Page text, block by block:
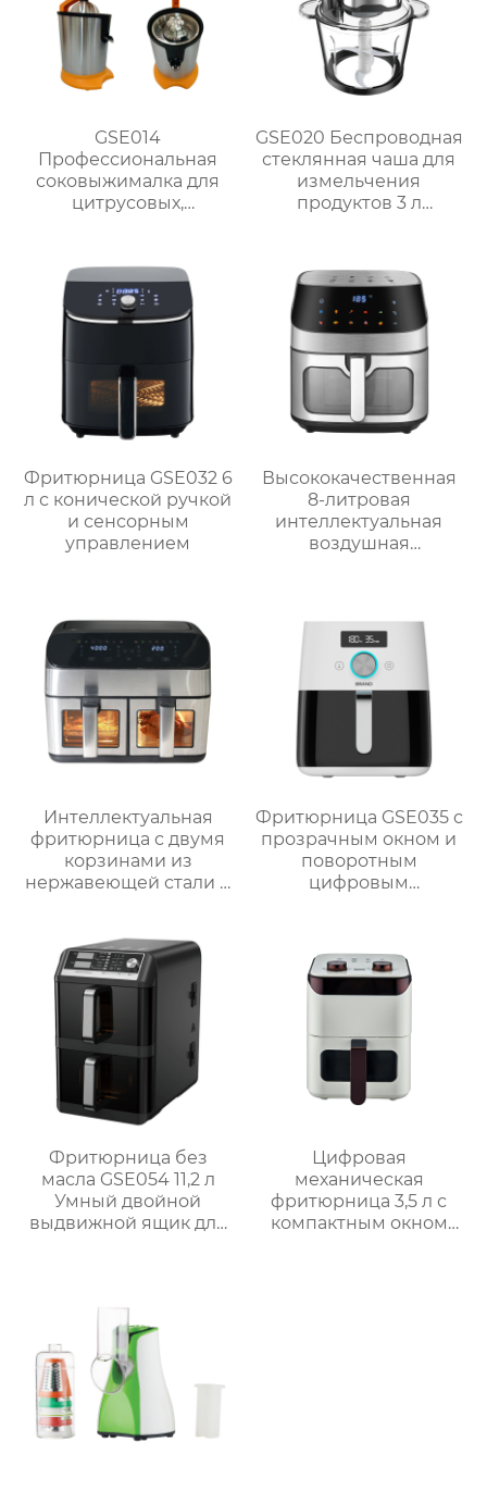
GSE014
Профессиональная
соковыжималка для
цитрусовых,
GSE020 Беспроводная
стеклянная чаша для
измельчения
продуктов 3 л
Фритюрница GSE032 6
л с конической ручкой
и сенсорным
управлением
Высококачественная
8-литровая
интеллектуальная
воздушная
GSE042
Интеллектуальная
фритюрница с двумя
корзинами из
нержавеющей стали и
Фритюрница GSE035 с
прозрачным окном и
поворотным
цифровым
Фритюрница без
масла GSE054 11,2 л
Умный двойной
выдвижной ящик для
Цифровая
механическая
фритюрница 3,5 л с
компактным окном